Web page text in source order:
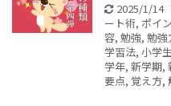
2025/1/14
ート術, ポイ
容, 勉強, 勉強
学習法, 小学
学年, 新学期,
要点, 覚え方,